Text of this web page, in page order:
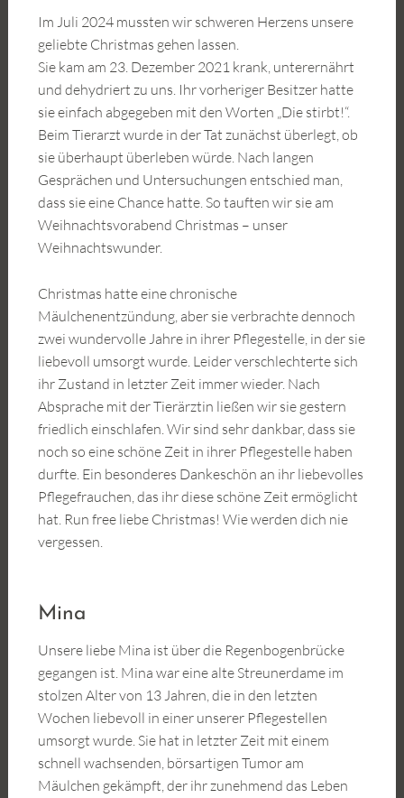
Im Juli 2024 mussten wir schweren Herzens unsere
geliebte Christmas gehen lassen.
Sie kam am 23. Dezember 2021 krank, unterernährt
und dehydriert zu uns. Ihr vorheriger Besitzer hatte
sie einfach abgegeben mit den Worten „Die stirbt!“.
Beim Tierarzt wurde in der Tat zunächst überlegt, ob
sie überhaupt überleben würde. Nach langen
Gesprächen und Untersuchungen entschied man,
dass sie eine Chance hatte. So tauften wir sie am
Weihnachtsvorabend Christmas – unser
Weihnachtswunder.
Christmas hatte eine chronische
Mäulchenentzündung, aber sie verbrachte dennoch
zwei wundervolle Jahre in ihrer Pflegestelle, in der sie
liebevoll umsorgt wurde. Leider verschlechterte sich
ihr Zustand in letzter Zeit immer wieder. Nach
Absprache mit der Tierärztin ließen wir sie gestern
friedlich einschlafen. Wir sind sehr dankbar, dass sie
noch so eine schöne Zeit in ihrer Pflegestelle haben
durfte. Ein besonderes Dankeschön an ihr liebevolles
Pflegefrauchen, das ihr diese schöne Zeit ermöglicht
hat. Run free liebe Christmas! Wie werden dich nie
vergessen.
Mina
Unsere liebe Mina ist über die Regenbogenbrücke
gegangen ist. Mina war eine alte Streunerdame im
stolzen Alter von 13 Jahren, die in den letzten
Wochen liebevoll in einer unserer Pflegestellen
umsorgt wurde. Sie hat in letzter Zeit mit einem
schnell wachsenden, börsartigen Tumor am
Mäulchen gekämpft, der ihr zunehmend das Leben